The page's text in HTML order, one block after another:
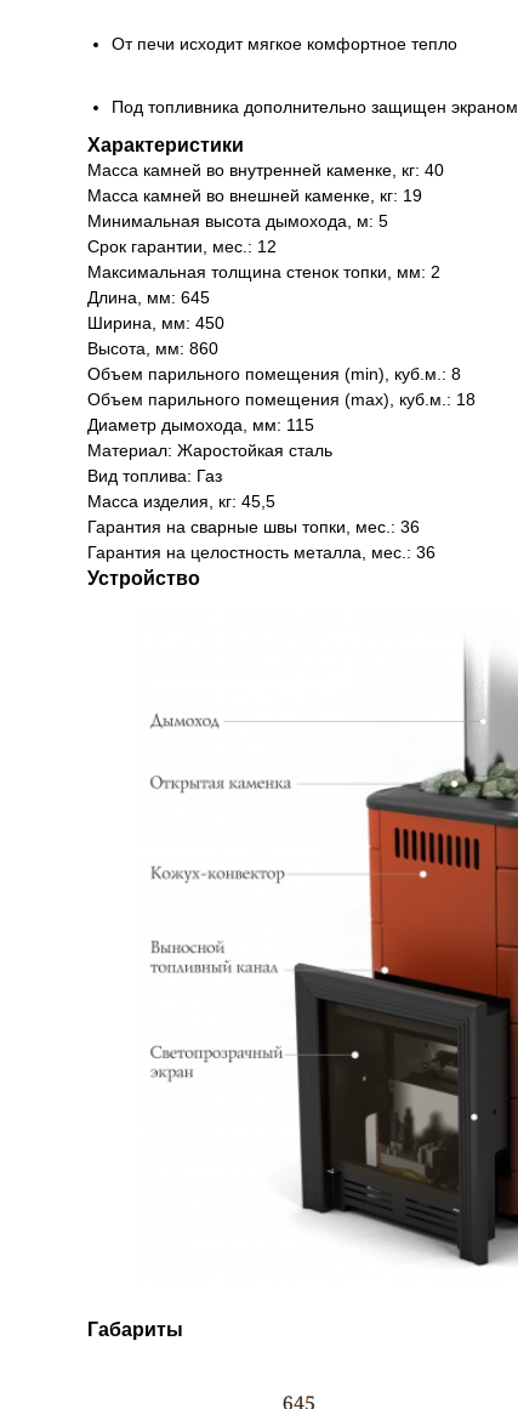
От печи исходит мягкое комфортное тепло
Под топливника дополнительно защищен экраном
Характеристики
Масса камней во внутренней каменке, кг: 40
Масса камней во внешней каменке, кг: 19
Минимальная высота дымохода, м: 5
Срок гарантии, мес.: 12
Максимальная толщина стенок топки, мм: 2
Длина, мм: 645
Ширина, мм: 450
Высота, мм: 860
Объем парильного помещения (min), куб.м.: 8
Объем парильного помещения (max), куб.м.: 18
Диаметр дымохода, мм: 115
Материал: Жаростойкая сталь
Вид топлива: Газ
Масса изделия, кг: 45,5
Гарантия на сварные швы топки, мес.: 36
Гарантия на целостность металла, мес.: 36
Устройство
Габариты